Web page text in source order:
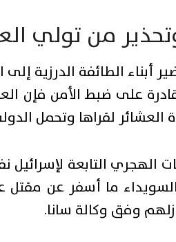
من تولي
أبناء الطائفة الدرزية
على ضبط الأمن فإن
العشائر لقراها وتحمل
الهجري التابعة لإسرائيل
ما أسفر عن مقتل
وفق وكالة سانا.